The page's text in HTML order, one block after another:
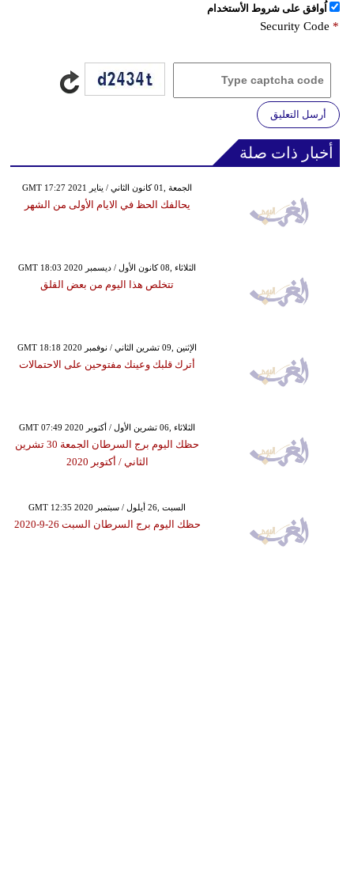
اُوافق على شروط الأستخدام
Security Code *
أرسل التعليق
أخبار ذات صلة
GMT 17:27 2021 الجمعة ,01 كانون الثاني / يناير
يحالفك الحظ في الايام الأولى من الشهر
GMT 18:03 2020 الثلاثاء ,08 كانون الأول / ديسمبر
تتخلص هذا اليوم من بعض القلق
GMT 18:18 2020 الإثنين ,09 تشرين الثاني / نوفمبر
أترك قلبك وعينك مفتوحين على الاحتمالات
GMT 07:49 2020 الثلاثاء ,06 تشرين الأول / أكتوبر
حظك اليوم برج السرطان الجمعة 30 تشرين
الثاني / أكتوبر 2020
GMT 12:35 2020 السبت ,26 أيلول / سبتمبر
حظك اليوم برج السرطان السبت 26-9-2020